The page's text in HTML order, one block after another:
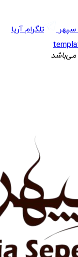
سپهر
تلگرام آریا
می‌باشد